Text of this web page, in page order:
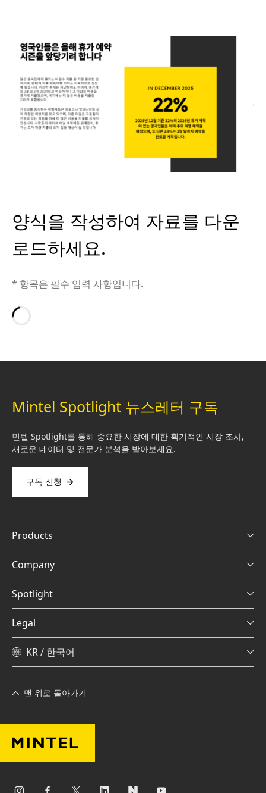
양식을 작성하여 자료를 다운
로드하세요.
* 항목은 필수 입력 사항입니다.
Mintel Spotlight 뉴스레터 구독
민텔 Spotlight를 통해 중요한 시장에 대한 획기적인 시장 조사,
새로운 데이터 및 전문가 분석을 받아보세요.
구독 신청
Products
Company
Spotlight
Legal
KR / 한국어
맨 위로 돌아가기